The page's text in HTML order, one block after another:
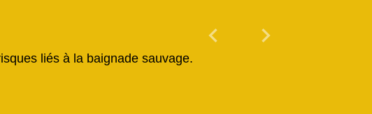
liés à la baignade sauvage.
chevron_left Previous
chevron_right